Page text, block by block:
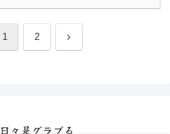
1 2 次
日々是グラブる